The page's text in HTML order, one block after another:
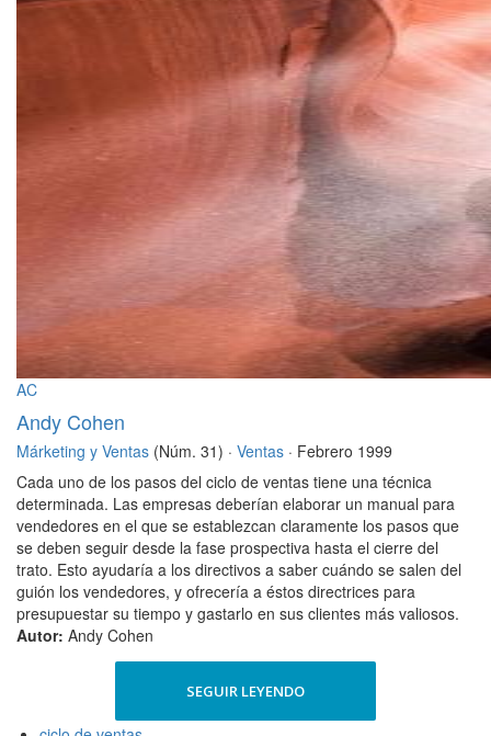
AC
Andy Cohen
Márketing y Ventas (Núm. 31) · Ventas · Febrero 1999
Cada uno de los pasos del ciclo de ventas tiene una técnica
determinada. Las empresas deberían elaborar un manual para
vendedores en el que se establezcan claramente los pasos que
se deben seguir desde la fase prospectiva hasta el cierre del
trato. Esto ayudaría a los directivos a saber cuándo se salen del
guión los vendedores, y ofrecería a éstos directrices para
presupuestar su tiempo y gastarlo en sus clientes más valiosos.
Autor: Andy Cohen
SEGUIR LEYENDO